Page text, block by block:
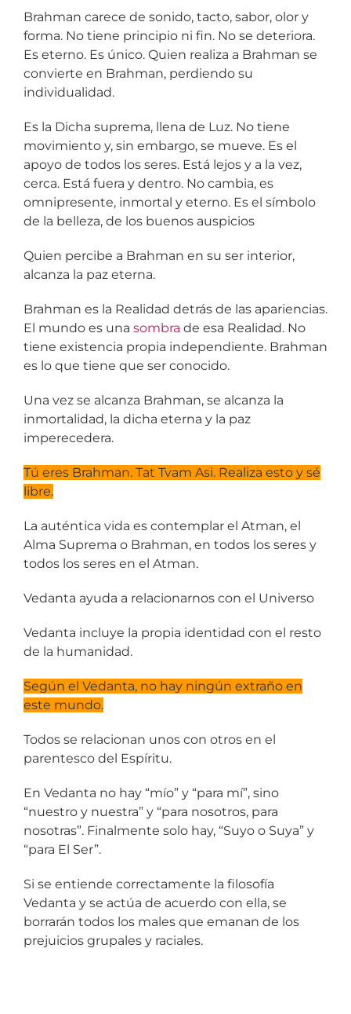
Brahman carece de sonido, tacto, sabor, olor y
forma. No tiene principio ni fin. No se deteriora.
Es eterno. Es único. Quien realiza a Brahman se
convierte en Brahman, perdiendo su
individualidad.
Es la Dicha suprema, llena de Luz. No tiene
movimiento y, sin embargo, se mueve. Es el
apoyo de todos los seres. Está lejos y a la vez,
cerca. Está fuera y dentro. No cambia, es
omnipresente, inmortal y eterno. Es el símbolo
de la belleza, de los buenos auspicios
Quien percibe a Brahman en su ser interior,
alcanza la paz eterna.
Brahman es la Realidad detrás de las apariencias.
El mundo es una sombra de esa Realidad. No
tiene existencia propia independiente. Brahman
es lo que tiene que ser conocido.
Una vez se alcanza Brahman, se alcanza la
inmortalidad, la dicha eterna y la paz
imperecedera.
Tú eres Brahman. Tat Tvam Asi. Realiza esto y sé
libre.
La auténtica vida es contemplar el Atman, el
Alma Suprema o Brahman, en todos los seres y
todos los seres en el Atman.
Vedanta ayuda a relacionarnos con el Universo
Vedanta incluye la propia identidad con el resto
de la humanidad.
Según el Vedanta, no hay ningún extraño en
este mundo.
Todos se relacionan unos con otros en el
parentesco del Espíritu.
En Vedanta no hay “mío” y “para mí”, sino
“nuestro y nuestra” y “para nosotros, para
nosotras”. Finalmente solo hay, “Suyo o Suya” y
“para El Ser”.
Si se entiende correctamente la filosofía
Vedanta y se actúa de acuerdo con ella, se
borrarán todos los males que emanan de los
prejuicios grupales y raciales.